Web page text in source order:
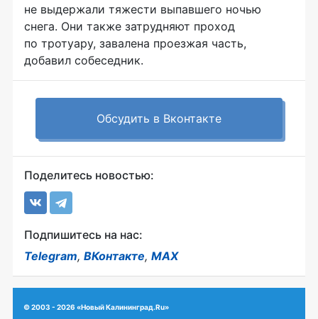
не выдержали тяжести выпавшего ночью
снега. Они также затрудняют проход
по тротуару, завалена проезжая часть,
добавил собеседник.
Обсудить в Вконтакте
Поделитесь новостью:
Подпишитесь на нас:
Telegram, ВКонтакте, MAX
© 2003 - 2026 «Новый Калининград.Ru»